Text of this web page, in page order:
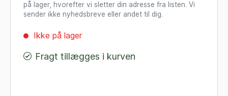
på lager, hvorefter vi sletter din adresse fra listen. Vi
sender ikke nyhedsbreve eller andet til dig.
Ikke på lager
Fragt tillægges i kurven